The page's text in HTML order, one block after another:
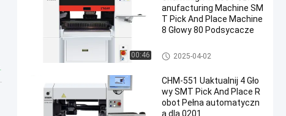
00:46
anufacturing Machine SM
T Pick And Place Machine
8 Głowy 80 Podsycacze
Maszyna Pick and Place SMT
2025-04-02
CHM-551 Uaktualnij 4 Gło
wy SMT Pick And Place R
obot Pełna automatyczn
a dla 0201